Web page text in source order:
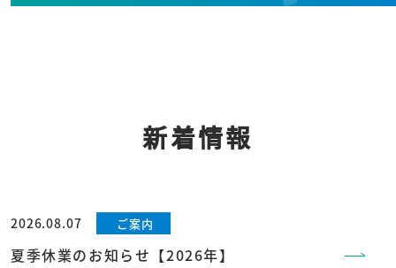
新着情報
2026.08.07 ご案内
夏季休業のお知らせ【2026年】